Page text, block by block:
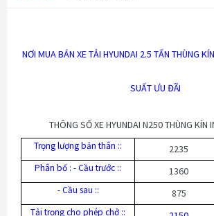
NƠI MUA BÁN XE TẢI HYUNDAI 2.5 TẤN THÙNG
SUẤT ƯU ĐÃI
THÔNG SỐ XE HYUNDAI N250 THÙNG KÍN
Trọng lượng bản thân :: 2235
Phân bố : - Cầu trước :: 1360
- Cầu sau :: 875
Tải trọng cho phép chở ::